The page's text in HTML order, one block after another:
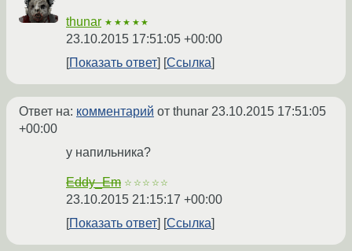
thunar ★★★★★
23.10.2015 17:51:05 +00:00
Показать ответ
Ссылка
Ответ на: комментарий от thunar 23.10.2015 17:51:05
+00:00
у напильника?
Eddy_Em ☆☆☆☆☆
23.10.2015 21:15:17 +00:00
Показать ответ
Ссылка